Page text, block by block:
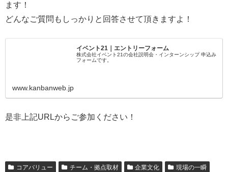
ます！
どんなご質問もしっかりと回答させて頂きますよ！
イベント21｜エントリーフォーム
株式会社イベント21の会社説明会・インターンシップ 申込み
フォームです。
www.kanbanweb.jp
是非上記URLからご参加ください！
コアバリュー チーム・拠点取材 企業文化
現場の一瞬